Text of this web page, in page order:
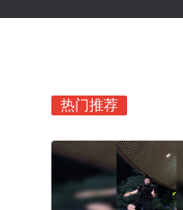
热门推荐